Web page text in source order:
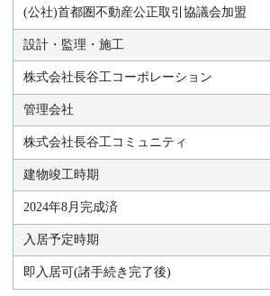
(公社)首都圏不動産公正取引協議会加盟
設計・監理・施工
株式会社長谷工コーポレーション
管理会社
株式会社長谷工コミュニティ
建物竣工時期
2024年8月完成済
入居予定時期
即入居可(諸手続き完了後)